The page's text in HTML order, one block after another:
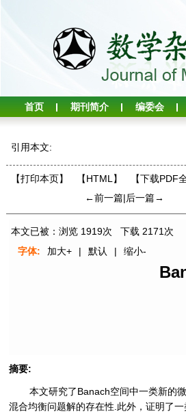
首页 期刊简介 编委会
引用本文:
【打印本页】 【HTML】 【下载PDF
←前一篇|后一篇→
本文已被：浏览 1919次 下载 2171 次
字体:
加大+ | 默认 | 缩小-
摘要:
本文研究了Banach空间中一类新的
混合均衡问题解的存在性.此外，证明了